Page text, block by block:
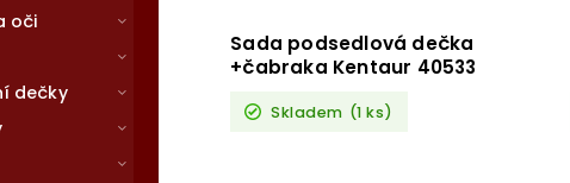
oči
dečky
Sada podsedlová dečka
+čabraka Kentaur 40533
Skladem (1 ks)